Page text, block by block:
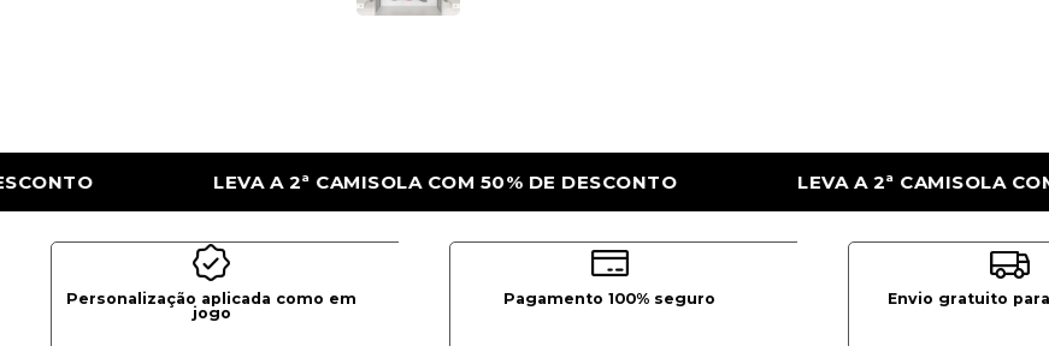
COM 50% DE DESCONTO LEVA A 2ª CAMISOLA COM 50% DE DESCONTO LEVA
Personalização aplicada como em
jogo
Pagamento 100% seguro Envio gratuito